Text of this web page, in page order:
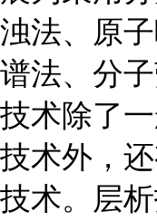
浊法、原
谱法、分
技术除了
技术外，
技术。层